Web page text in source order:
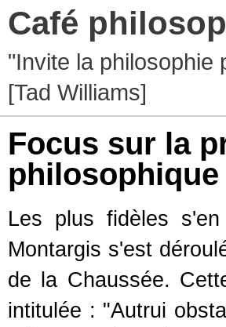
Café
"Invite la philosophie
[Tad Williams]
Focus sur la
Les plus fidèles
Montargis s'est
de la Chaussée.
intitulée : "Autrui